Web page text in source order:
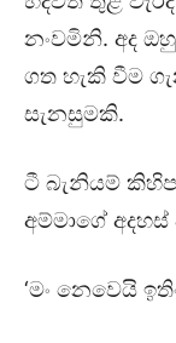
නංවමිනි. අද
ගත හැකි වීම
සැනසුමකි.
ටී බැනියම්
අම්මාගේ
‘මං නෙවෙයි